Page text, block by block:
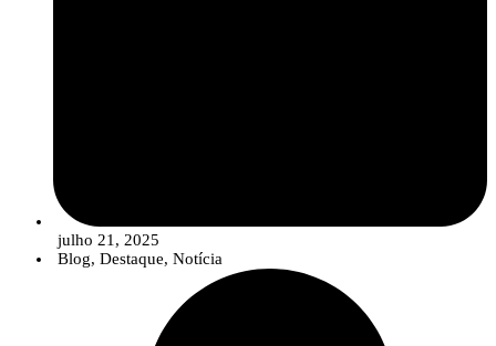
julho 21, 2025
Blog, Destaque, Notícia